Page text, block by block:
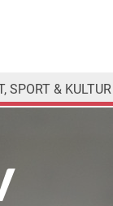
SPORT & KULTUR